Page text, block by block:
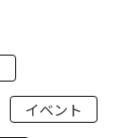
イベント